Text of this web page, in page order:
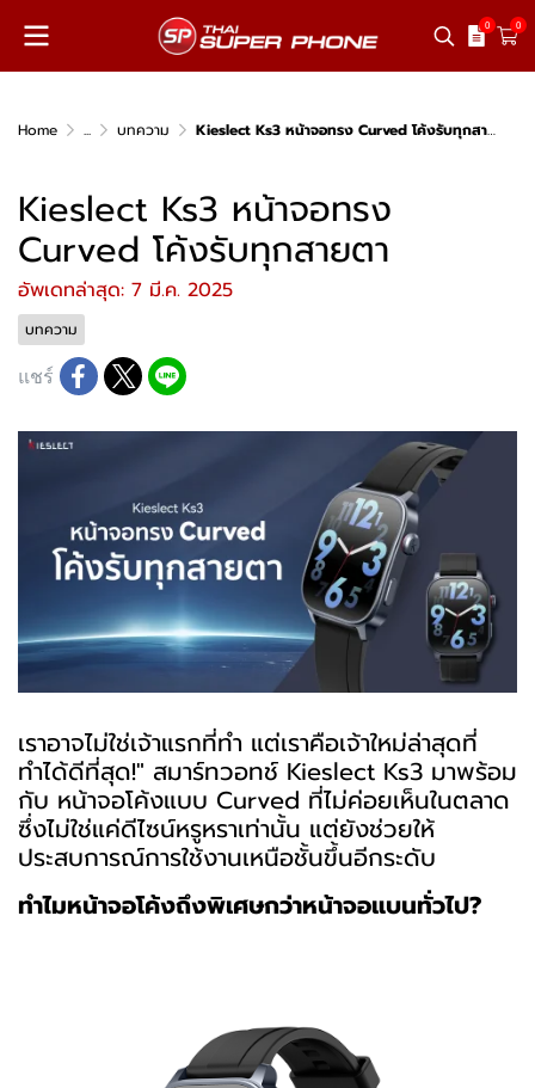
0 0
Home ... บทความ Kieslect Ks3 หน้าจอทรง Curved โค้งรับทุกสายตา
Kieslect Ks3 หน้าจอทรง
Curved โค้งรับทุกสายตา
อัพเดทล่าสุด: 7 มี.ค. 2025
บทความ
แชร์
เราอาจไม่ใช่เจ้าแรกที่ทำ แต่เราคือเจ้าใหม่ล่าสุดที่
ทำได้ดีที่สุด!" สมาร์ทวอทช์ Kieslect Ks3 มาพร้อม
กับ หน้าจอโค้งแบบ Curved ที่ไม่ค่อยเห็นในตลาด
ซึ่งไม่ใช่แค่ดีไซน์หรูหราเท่านั้น แต่ยังช่วยให้
ประสบการณ์การใช้งานเหนือชั้นขึ้นอีกระดับ
ทำไมหน้าจอโค้งถึงพิเศษกว่าหน้าจอแบนทั่วไป?